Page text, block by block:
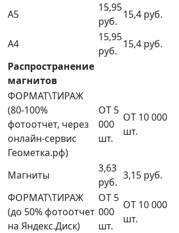
А5
15,95
руб.
15,4 руб.
А4
15,95
руб.
15,4 руб.
Распространение
магнитов
ФОРМАТ\ТИРАЖ
(80-100%
фотоотчет, через
онлайн-сервис
Геометка.рф)
ОТ 5
000
шт.
ОТ 10 000
шт.
Магниты
3,63
руб.
3,15 руб.
ФОРМАТ\ТИРАЖ
(до 50% фотоотчет
на Яндекс.Диск)
ОТ 5
000
шт.
ОТ 10 000
шт.